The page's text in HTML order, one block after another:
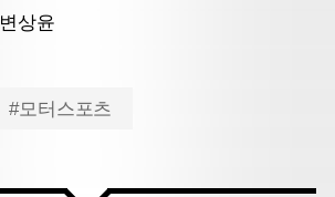
변상윤
#모터스포츠